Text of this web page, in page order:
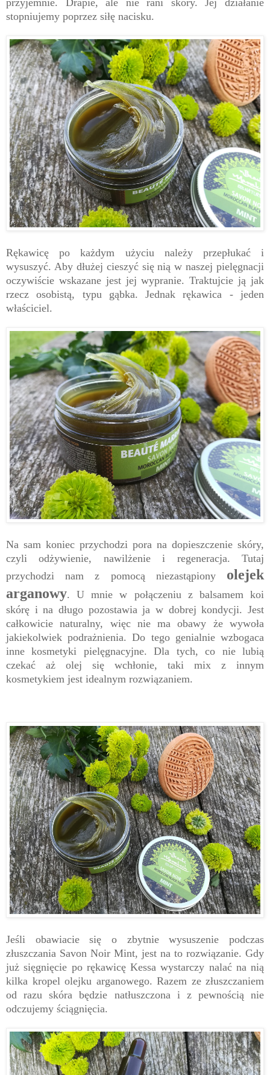
stopniujemy poprzez siłę nacisku.
Rękawicę po każdym użyciu należy przepłukać i
wysuszyć. Aby dłużej cieszyć się nią w naszej pielęgnacji
oczywiście wskazane jest jej wypranie. Traktujcie ją jak
rzecz osobistą, typu gąbka. Jednak rękawica - jeden
właściciel.
Na sam koniec przychodzi pora na dopieszczenie skóry,
czyli odżywienie, nawilżenie i regeneracja. Tutaj
przychodzi nam z pomocą niezastąpiony olejek
arganowy. U mnie w połączeniu z balsamem koi
skórę i na długo pozostawia ja w dobrej kondycji. Jest
całkowicie naturalny, więc nie ma obawy że wywoła
jakiekolwiek podrażnienia. Do tego genialnie wzbogaca
inne kosmetyki pielęgnacyjne. Dla tych, co nie lubią
czekać aż olej się wchłonie, taki mix z innym
kosmetykiem jest idealnym rozwiązaniem.
Jeśli obawiacie się o zbytnie wysuszenie podczas
złuszczania Savon Noir Mint, jest na to rozwiązanie. Gdy
już sięgnięcie po rękawicę Kessa wystarczy nalać na nią
kilka kropel olejku arganowego. Razem ze złuszczaniem
od razu skóra będzie natłuszczona i z pewnością nie
odczujemy ściągnięcia.